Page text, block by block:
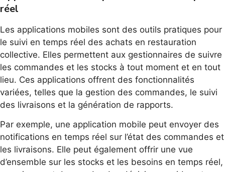
réel
Les applications mobiles sont des outils pratiques pour
le suivi en temps réel des achats en restauration
collective. Elles permettent aux gestionnaires de suivre
les commandes et les stocks à tout moment et en tout
lieu. Ces applications offrent des fonctionnalités
variées, telles que la gestion des commandes, le suivi
des livraisons et la génération de rapports.
Par exemple, une application mobile peut envoyer des
notifications en temps réel sur l’état des commandes et
les livraisons. Elle peut également offrir une vue
d’ensemble sur les stocks et les besoins en temps réel,